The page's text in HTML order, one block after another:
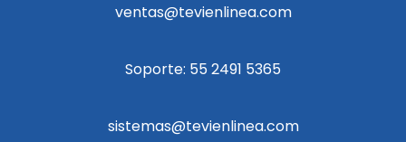
ventas@tevienlinea.com
Soporte: 55 2491 5365
sistemas@tevienlinea.com